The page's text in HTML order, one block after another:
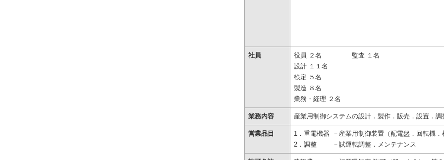
社員
役員 ２名
設計 １１名
検定 ５名
製造 ８名
業務・経理 ２名
監査 １名
業務内容 産業用制御システムの設計．製作．販売．設置．調
営業品目 1．重電機器
－産業用制御装置（配電盤．回転機．
2．調整
－試運転調整．メンテナンス